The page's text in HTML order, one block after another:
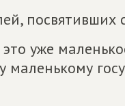
посвятивших
уже